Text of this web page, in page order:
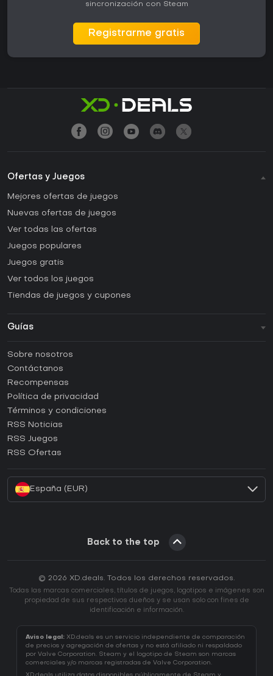
sincronización con Steam
Registrarme gratis
Ofertas y Juegos
Mejores ofertas de juegos
Nuevas ofertas de juegos
Ver todas las ofertas
Juegos populares
Juegos gratis
Ver todos los juegos
Tiendas de juegos y cupones
Guías
Guías y tutoriales
¿Cómo activar una CD Key de Steam?
¿Cómo activar una CD Key de Epic Games?
¿Cómo activar una CD Key de GOG?
¿Cómo activar una CD Key de Ubisoft Connect?
Sobre nosotros
Contáctanos
Recompensas
Política de privacidad
Términos y condiciones
RSS Noticias
RSS Juegos
RSS Ofertas
España (EUR)
Back to the top
© 2026 XD.deals. Todos los derechos reservados.
Todas las marcas comerciales, títulos de juegos, logotipos e imágenes son
propiedad de sus respectivos dueños y se usan solo con fines de
identificación e información.
Aviso legal: XD.deals es un servicio independiente de comparación
de precios y agregación de ofertas y no está afiliado ni respaldado
por Valve Corporation. Steam y el logotipo de Steam son marcas
comerciales y/o marcas registradas de Valve Corporation.